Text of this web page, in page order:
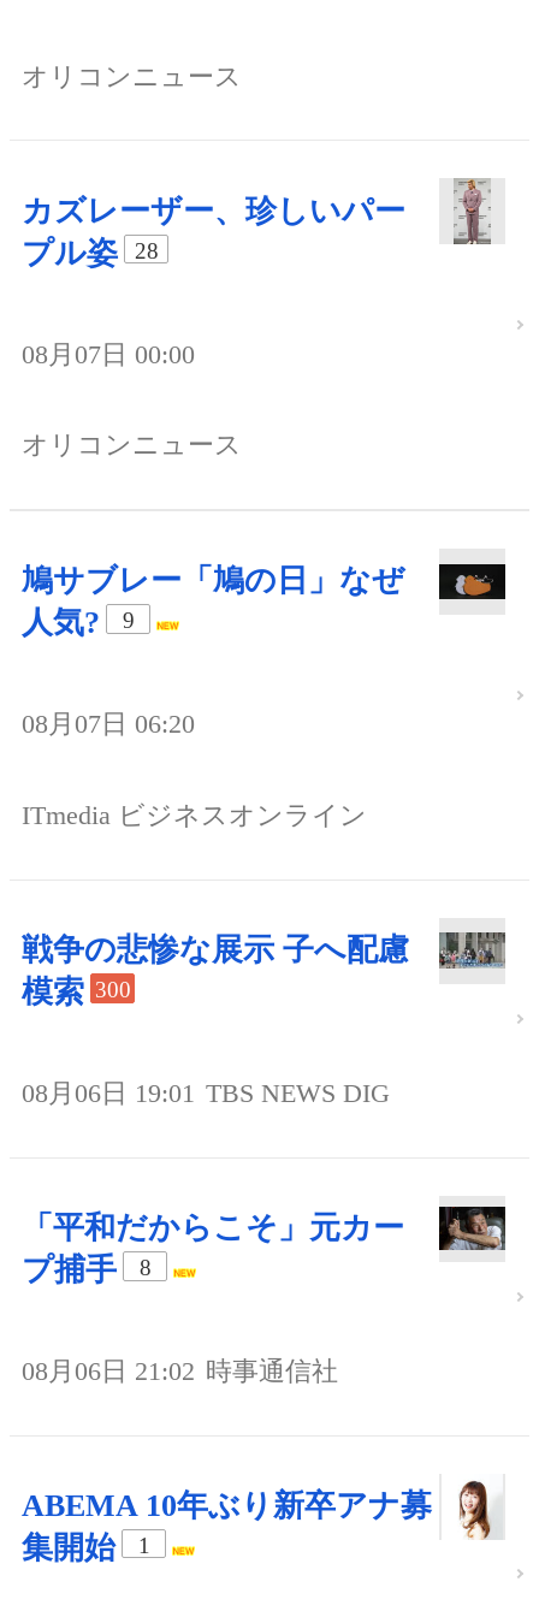
オリコンニュース
カズレーザー、珍しいパー
プル姿
28
08月07日 00:00
オリコンニュース
鳩サブレー「鳩の日」なぜ
人気?
9
08月07日 06:20
ITmedia ビジネスオンライン
戦争の悲惨な展示 子へ配慮
模索 300
08月06日 19:01 TBS NEWS DIG
「平和だからこそ」元カー
プ捕手
8
08月06日 21:02 時事通信社
ABEMA 10年ぶり新卒アナ募
集開始
1